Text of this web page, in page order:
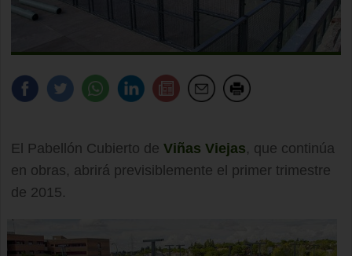
El Pabellón Cubierto de Viñas Viejas, que continúa
en obras, abrirá previsiblemente el primer trimestre
de 2015.